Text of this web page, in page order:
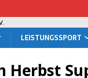
LEIS­TUNGS­SPORT
Herbst